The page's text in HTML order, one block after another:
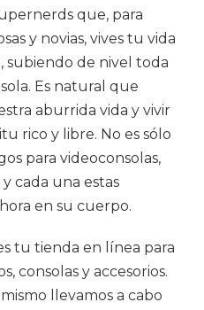
que, para
y novias, vives tu vida
subiendo de nivel toda
Es natural que
aburrida vida y vivir
rico y libre. No es sólo
para videoconsolas,
cada una estas
en su cuerpo.
tu tienda en línea para
consolas y accesorios.
llevamos a cabo